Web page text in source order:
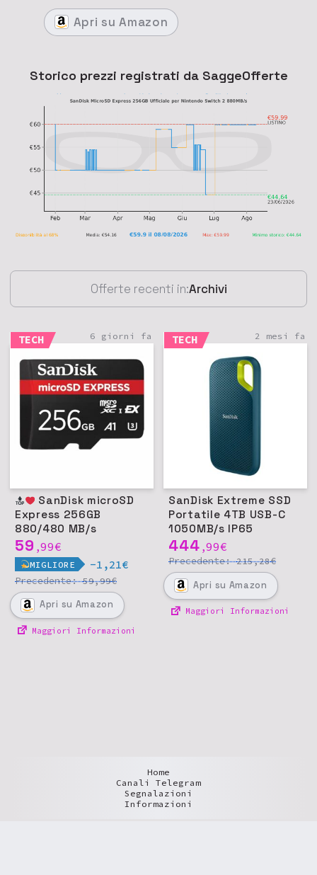
Apri su Amazon
Storico prezzi registrati da SaggeOfferte
Offerte recenti in:Archivi
TECH 6 giorni fa
Express 256GB
880/480 MB/s
59 ,99€
MIGLIORE -1,21€
Precedente:59,99€
Apri su Amazon
Maggiori Informazioni
TECH 2 mesi fa
SanDisk Extreme SSD
Portatile 4TB USB-C
1050MB/s IP65
444 ,99€
Precedente:215,28€
Apri su Amazon
Maggiori Informazioni
Home
Canali Telegram
Segnalazioni
Informazioni